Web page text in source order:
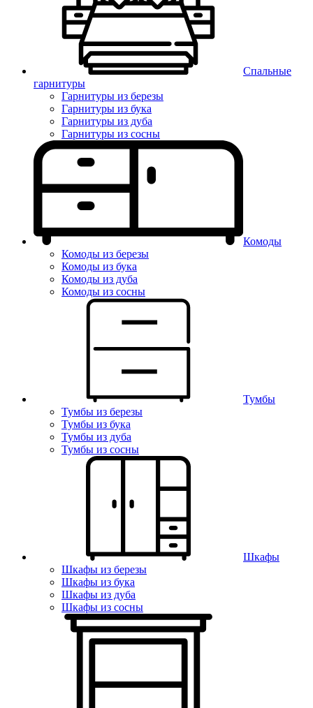
Спальные
гарнитуры
Гарнитуры из березы
Гарнитуры из бука
Гарнитуры из дуба
Гарнитуры из сосны
Комоды
Комоды из березы
Комоды из бука
Комоды из дуба
Комоды из сосны
Тумбы
Тумбы из березы
Тумбы из бука
Тумбы из дуба
Тумбы из сосны
Шкафы
Шкафы из березы
Шкафы из бука
Шкафы из дуба
Шкафы из сосны